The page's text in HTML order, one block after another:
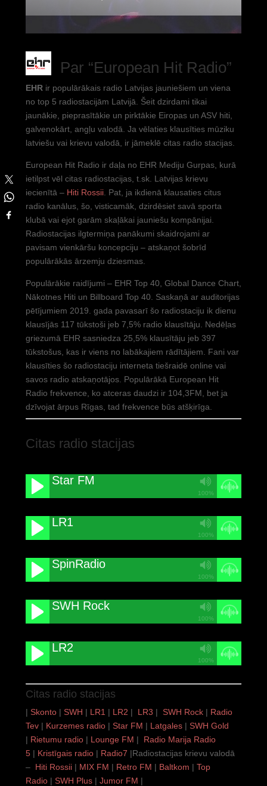
Par “European Hit Radio”
EHRir populārākais radio Latvijas jauniešiem un viena
no top 5 radiostacijām Latvijā. Šeit dzirdami tikai
jaunākie, pieprasītākie un pirktākie Eiropas un ASV hiti,
galvenokārt, angļu valodā. Ja vēlaties klausīties mūziku
latviešu vai krievu valodā, ir jāmeklē citas radio stacijas.
European Hit Radio ir daļa no EHR Mediju Gurpas, kurā
ietilpst vēl citas radiostacijas, t.sk. Latvijas krievu
iecienītā – Hiti Rossii. Pat, ja ikdienā klausaties citus
radio kanālus, šo, visticamāk, dzirdēsiet savā sporta
klubā vai ejot garām skaļākai jauniešu kompānijai.
Radiostacijas ilgtermiņa panākumi skaidrojami ar
pavisam vienkāršu koncepciju – atskaņot šobrīd
populārākās ārzemju dziesmas.
Populārākie raidījumi – EHR Top 40, Global Dance Chart,
Nākotnes Hiti un Billboard Top 40. Saskaņā ar auditorijas
pētījumiem 2019. gada pavasarī šo radiostaciju ik dienu
klausījās 117 tūkstoši jeb 7,5% radio klausītāju. Nedēļas
griezumā EHR sasniedza 25,5% klausītāju jeb 397
tūkstošus, kas ir viens no labākajiem rādītājiem. Fani var
klausīties šo radiostaciju interneta tiešraidē online vai
savos radio atskaņotājos. Populārākā European Hit
Radio frekvence, ko atceras daudzi ir 104,3FM, bet ja
dzīvojat ārpus Rīgas, tad frekvence būs atšķirīga.
Citas radio stacijas
Star FM
100%
LR1
100%
SpinRadio
100%
SWH Rock
100%
LR2
100%
Citas radio stacijas
| Skonto| SWH | LR1 | LR2 | LR3 | SWH Rock| Radio
Tev| Kurzemes radio| Star FM | Latgales| SWH Gold
| Rietumu radio| Lounge FM | Radio Marija Radio
5| Kristīgais radio| Radio7 |Radiostacijas krievu valodā
– Hiti Rossii| MIX FM | Retro FM | Baltkom | Top
Radio| SWH Plus| Jumor FM |